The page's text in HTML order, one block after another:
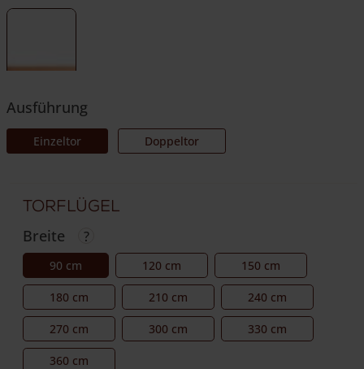
Ausführung
Einzeltor Doppeltor
Torflügel
Breite
90 cm 120 cm 150 cm
180 cm 210 cm 240 cm
270 cm 300 cm 330 cm
360 cm